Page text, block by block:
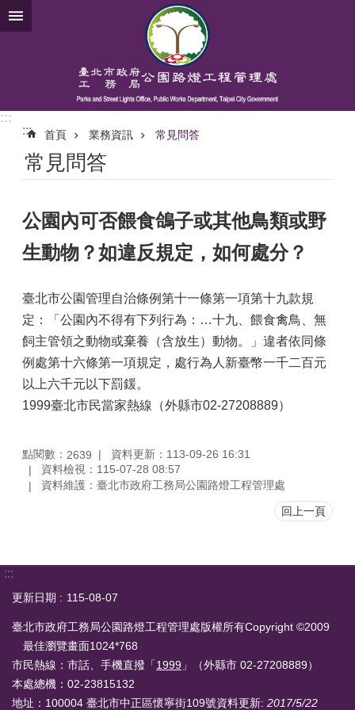
跳到主要內容區塊
:::
:::
首頁 業務資訊 常見問答
常見問答
公園內可否餵食鴿子或其他鳥類或野
生動物？如違反規定，如何處分？
臺北市公園管理自治條例第十一條第一項第十九款規
定：「公園內不得有下列行為：…十九、餵食禽鳥、無
飼主管領之動物或棄養（含放生）動物。」違者依同條
例處第十六條第一項規定，處行為人新臺幣一千二百元
以上六千元以下罰鍰。
1999臺北市民當家熱線（外縣市02-27208889）
點閱數： 2639
資料更新：113-09-26 16:31
資料檢視：115-07-28 08:57
資料維護：臺北市政府工務局公園路燈工程管理處
回上一頁
:::
更新日期 115-08-07
臺北市政府工務局公園路燈工程管理處版權所有Copyright ©2009
最佳瀏覽畫面1024*768
市民熱線：市話、手機直撥「1999 」（外縣市 02-27208889）
本處總機：02-23815132
地址：100004 臺北市中正區懷寧街109號資料更新: 2017/5/22